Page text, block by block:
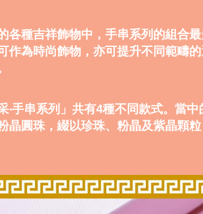
各種吉祥飾物中，手串系列的組合
作為時尚飾物，亦可提升不同範疇
‧手串系列」共有4種不同款式。當中
晶圓珠，綴以珍珠、粉晶及紫晶顆